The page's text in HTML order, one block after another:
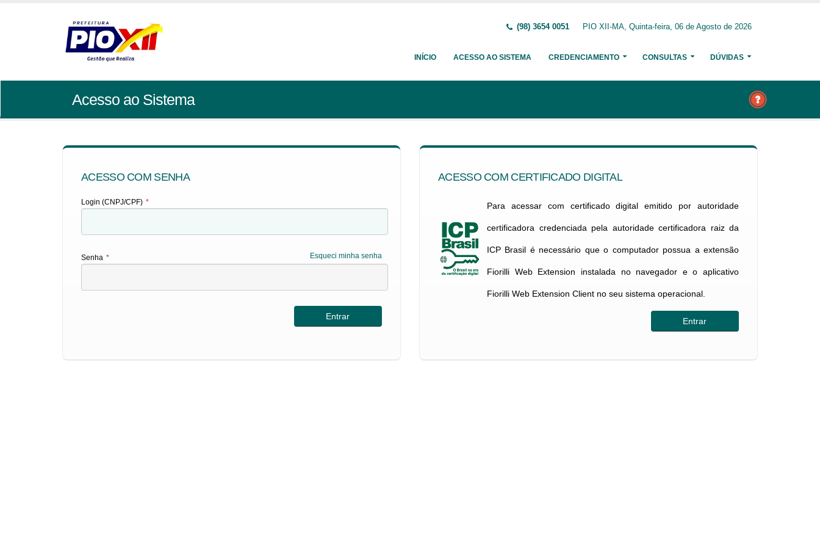
(98) 3654 0051 PIO XII-MA, Quinta-feira, 06 de Agosto de 2026
INÍCIO ACESSO AO SISTEMA CREDENCIAMENTO CONSULTAS DÚVIDAS
Acesso ao Sistema
ACESSO COM SENHA
Login (CNPJ/CPF) *
Esqueci minha senha
Senha *
ACESSO COM CERTIFICADO DIGITAL
Para acessar com certificado digital emitido por autoridade
certificadora credenciada pela autoridade certificadora raiz da
ICP Brasil é necessário que o computador possua a extensão
Fiorilli Web Extension instalada no navegador e o aplicativo
Fiorilli Web Extension Client no seu sistema operacional.